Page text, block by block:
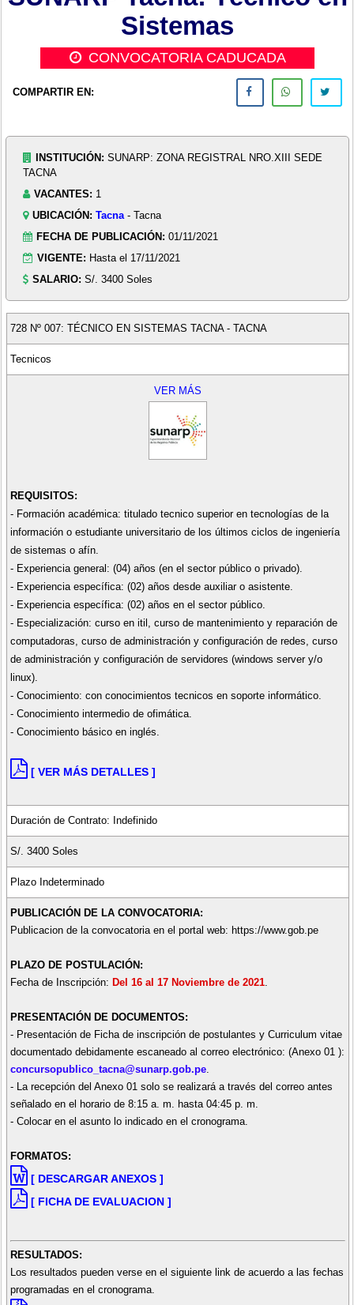
Sistemas
CONVOCATORIA CADUCADA
COMPARTIR EN:
INSTITUCIÓN: SUNARP: ZONA REGISTRAL NRO.XIII SEDE
TACNA
VACANTES: 1
UBICACIÓN: Tacna - Tacna
FECHA DE PUBLICACIÓN: 01/11/2021
VIGENTE: Hasta el 17/11/2021
SALARIO: S/. 3400 Soles
728 Nº 007: TÉCNICO EN SISTEMAS TACNA - TACNA
Tecnicos
VER MÁS
REQUISITOS:
- Formación académica: titulado tecnico superior en tecnologías de la
información o estudiante universitario de los últimos ciclos de ingeniería
de sistemas o afín.
- Experiencia general: (04) años (en el sector público o privado).
- Experiencia específica: (02) años desde auxiliar o asistente.
- Experiencia específica: (02) años en el sector público.
- Especialización: curso en itil, curso de mantenimiento y reparación de
computadoras, curso de administración y configuración de redes, curso
de administración y configuración de servidores (windows server y/o
linux).
- Conocimiento: con conocimientos tecnicos en soporte informático.
- Conocimiento intermedio de ofimática.
- Conocimiento básico en inglés.
[ VER MÁS DETALLES ]
Duración de Contrato: Indefinido
S/. 3400 Soles
Plazo Indeterminado
PUBLICACIÓN DE LA CONVOCATORIA:
Publicacion de la convocatoria en el portal web: https://www.gob.pe
PLAZO DE POSTULACIÓN:
Fecha de Inscripción: Del 16 al 17 Noviembre de 2021.
PRESENTACIÓN DE DOCUMENTOS:
- Presentación de Ficha de inscripción de postulantes y Curriculum vitae
documentado debidamente escaneado al correo electrónico: (Anexo 01 ):
concursopublico_tacna@sunarp.gob.pe.
- La recepción del Anexo 01 solo se realizará a través del correo antes
señalado en el horario de 8:15 a. m. hasta 04:45 p. m.
- Colocar en el asunto lo indicado en el cronograma.
FORMATOS:
[ DESCARGAR ANEXOS ]
[ FICHA DE EVALUACION ]
RESULTADOS:
Los resultados pueden verse en el siguiente link de acuerdo a las fechas
programadas en el cronograma.